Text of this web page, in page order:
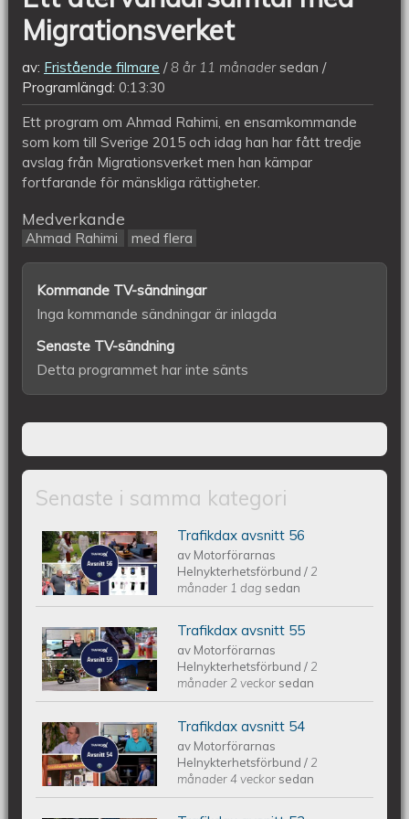
Migrationsverket
av: Fristående filmare 8 år 11 månadersedan
Programlängd: 0:13:30
Ett program om Ahmad Rahimi, en ensamkommande
som kom till Sverige 2015 och idag han har fått tredje
avslag från Migrationsverket men han kämpar
fortfarande för mänskliga rättigheter.
Medverkande
Ahmad Rahimi med flera
Kommande TV-sändningar
Inga kommande sändningar är inlagda
Senaste TV-sändning
Detta programmet har inte sänts
Senaste i samma kategori
Trafikdax - Avsnitt 56
Trafikdax avsnitt 56
av Motorförarnas
Helnykterhetsförbund/ 2
månader 1 dag sedan
Trafikdax - Avsnitt 55
Trafikdax avsnitt 55
av Motorförarnas
Helnykterhetsförbund/ 2
månader 2 veckor sedan
Trafikdax avsnitt 54
Trafikdax avsnitt 54
av Motorförarnas
Helnykterhetsförbund/ 2
månader 4 veckor sedan